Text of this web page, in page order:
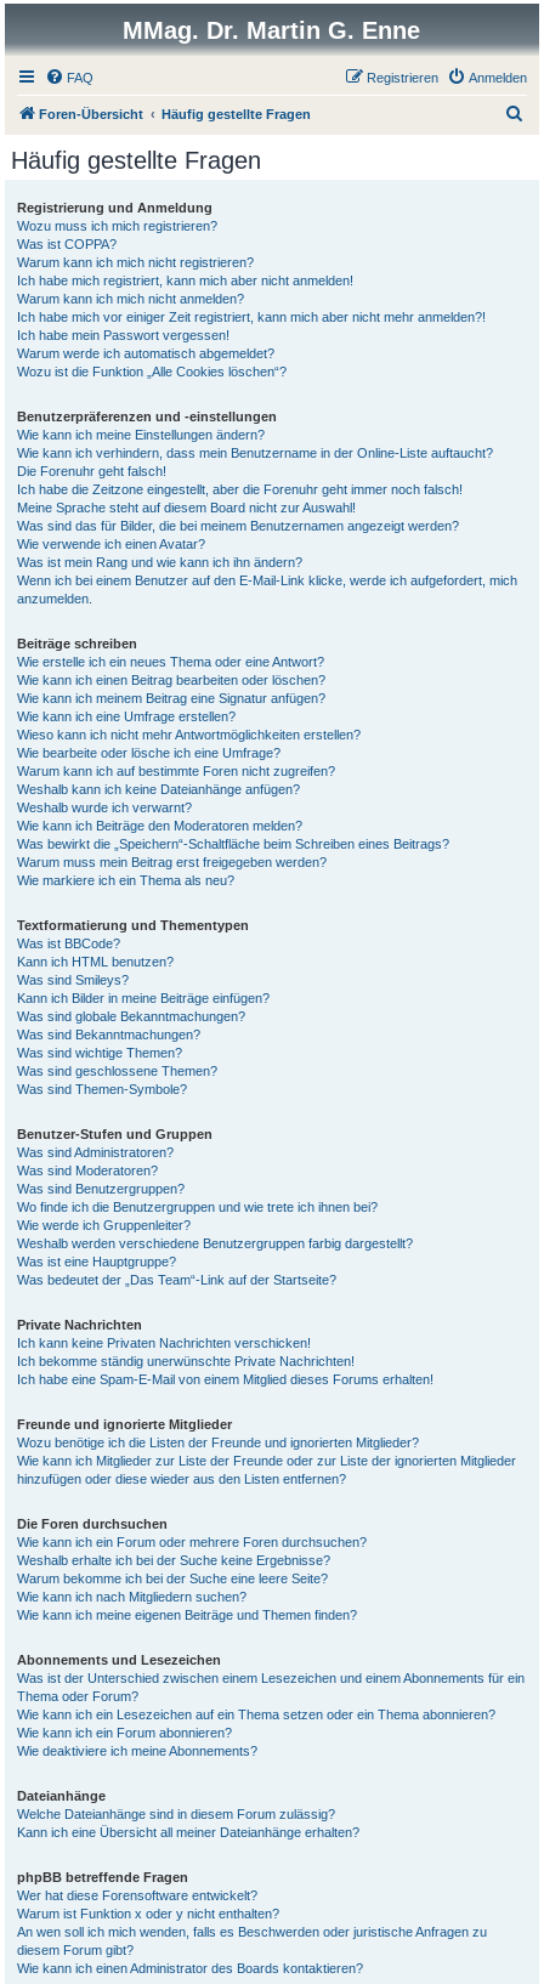
MMag. Dr. Martin G. Enne
FAQ Anmelden
Registrieren
Foren-Übersicht Häufig gestellte Fragen
Häufig gestellte Fragen
Registrierung und Anmeldung
Wozu muss ich mich registrieren?
Was ist COPPA?
Warum kann ich mich nicht registrieren?
Ich habe mich registriert, kann mich aber nicht anmelden!
Warum kann ich mich nicht anmelden?
Ich habe mich vor einiger Zeit registriert, kann mich aber nicht mehr anmelden?!
Ich habe mein Passwort vergessen!
Warum werde ich automatisch abgemeldet?
Wozu ist die Funktion „Alle Cookies löschen“?
Benutzerpräferenzen und -einstellungen
Wie kann ich meine Einstellungen ändern?
Wie kann ich verhindern, dass mein Benutzername in der Online-Liste auftaucht?
Die Forenuhr geht falsch!
Ich habe die Zeitzone eingestellt, aber die Forenuhr geht immer noch falsch!
Meine Sprache steht auf diesem Board nicht zur Auswahl!
Was sind das für Bilder, die bei meinem Benutzernamen angezeigt werden?
Wie verwende ich einen Avatar?
Was ist mein Rang und wie kann ich ihn ändern?
Wenn ich bei einem Benutzer auf den E-Mail-Link klicke, werde ich aufgefordert, mich
anzumelden.
Beiträge schreiben
Wie erstelle ich ein neues Thema oder eine Antwort?
Wie kann ich einen Beitrag bearbeiten oder löschen?
Wie kann ich meinem Beitrag eine Signatur anfügen?
Wie kann ich eine Umfrage erstellen?
Wieso kann ich nicht mehr Antwortmöglichkeiten erstellen?
Wie bearbeite oder lösche ich eine Umfrage?
Warum kann ich auf bestimmte Foren nicht zugreifen?
Weshalb kann ich keine Dateianhänge anfügen?
Weshalb wurde ich verwarnt?
Wie kann ich Beiträge den Moderatoren melden?
Was bewirkt die „Speichern“-Schaltfläche beim Schreiben eines Beitrags?
Warum muss mein Beitrag erst freigegeben werden?
Wie markiere ich ein Thema als neu?
Textformatierung und Thementypen
Was ist BBCode?
Kann ich HTML benutzen?
Was sind Smileys?
Kann ich Bilder in meine Beiträge einfügen?
Was sind globale Bekanntmachungen?
Was sind Bekanntmachungen?
Was sind wichtige Themen?
Was sind geschlossene Themen?
Was sind Themen-Symbole?
Benutzer-Stufen und Gruppen
Was sind Administratoren?
Was sind Moderatoren?
Was sind Benutzergruppen?
Wo finde ich die Benutzergruppen und wie trete ich ihnen bei?
Wie werde ich Gruppenleiter?
Weshalb werden verschiedene Benutzergruppen farbig dargestellt?
Was ist eine Hauptgruppe?
Was bedeutet der „Das Team“-Link auf der Startseite?
Private Nachrichten
Ich kann keine Privaten Nachrichten verschicken!
Ich bekomme ständig unerwünschte Private Nachrichten!
Ich habe eine Spam-E-Mail von einem Mitglied dieses Forums erhalten!
Freunde und ignorierte Mitglieder
Wozu benötige ich die Listen der Freunde und ignorierten Mitglieder?
Wie kann ich Mitglieder zur Liste der Freunde oder zur Liste der ignorierten Mitglieder
hinzufügen oder diese wieder aus den Listen entfernen?
Die Foren durchsuchen
Wie kann ich ein Forum oder mehrere Foren durchsuchen?
Weshalb erhalte ich bei der Suche keine Ergebnisse?
Warum bekomme ich bei der Suche eine leere Seite?
Wie kann ich nach Mitgliedern suchen?
Wie kann ich meine eigenen Beiträge und Themen finden?
Abonnements und Lesezeichen
Was ist der Unterschied zwischen einem Lesezeichen und einem Abonnements für ein
Thema oder Forum?
Wie kann ich ein Lesezeichen auf ein Thema setzen oder ein Thema abonnieren?
Wie kann ich ein Forum abonnieren?
Wie deaktiviere ich meine Abonnements?
Dateianhänge
Welche Dateianhänge sind in diesem Forum zulässig?
Kann ich eine Übersicht all meiner Dateianhänge erhalten?
phpBB betreffende Fragen
Wer hat diese Forensoftware entwickelt?
Warum ist Funktion x oder y nicht enthalten?
An wen soll ich mich wenden, falls es Beschwerden oder juristische Anfragen zu
diesem Forum gibt?
Wie kann ich einen Administrator des Boards kontaktieren?